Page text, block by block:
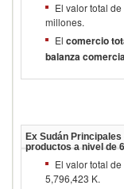
El valor total
millones.
El comercio
balanza
Ex Sudán
productos a nivel de
El valor total
5,796,423 K.